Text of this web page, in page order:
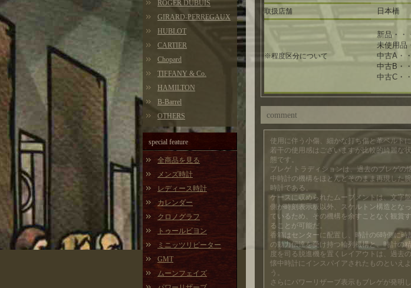
ROGER DUBUIS
GIRARD-PERREGAUX
HUBLOT
CARTIER
Chopard
TIFFANY & Co.
HAMILTON
B-Barrel
OTHERS
special feature
全商品を見る
メンズ時計
レディース時計
カレンダー
クロノグラフ
トゥールビヨン
ミニッツリピーター
GMT
ムーンフェイズ
取扱店舗 日本橋
※程度区分について
新品・・
未使用品
中古A・
中古B・
中古C・
comment
使用に伴う小傷、細かな打ち傷と革ベルトに
若干の使用感はございますが比較的綺麗な状
態です。
ブレゲ トラディションは、過去のブレゲの
中時計の機構をほとんどそのまま再現した腕
時計である。
ケースに収められたムーブメントは、文字盤
側が時刻表示板以外、スケルトン構造となっ
ているため、その機構を余すことなく観賞す
ることが可能だ。
香箱はセンターに配置し、時計の6時側に時
の動力伝達を受け持つ輪列機構と、時計の精
度を司る脱進機を置くレイアウトは、過去の
懐中時計にインスパイアされたものといえよ
う。
さらにパワーリザーブ表示もブレゲが発明し